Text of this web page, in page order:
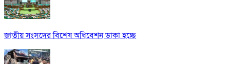
জাতীয় সংসদের বিশেষ অধিবেশন ডাকা হচ্ছে